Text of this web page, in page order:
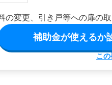
の変更、引き戸等への扉の
補助金が使えるか
こ